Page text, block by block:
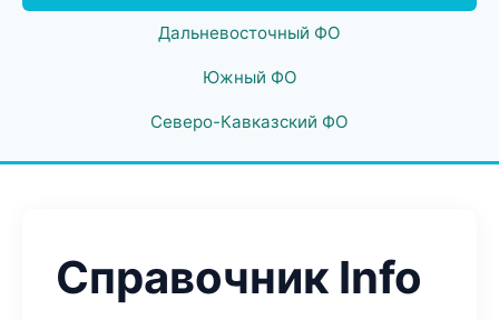
Дальневосточный ФО
Южный ФО
Северо-Кавказский ФО
Справочник Info